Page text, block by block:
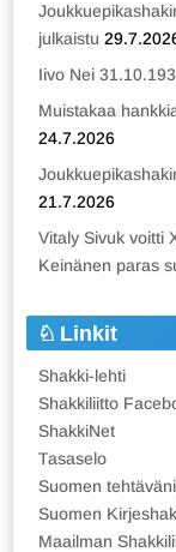
julkaistu
Iivo Nei
Muistakaa
24.7.2026
21.7.2026
Vitaly Sivuk voitti
Keinänen paras
Linkit
Shakki-lehti
Shakkiliitto
ShakkiNet
Tasaselo
Suomen
Suomen
Maailman